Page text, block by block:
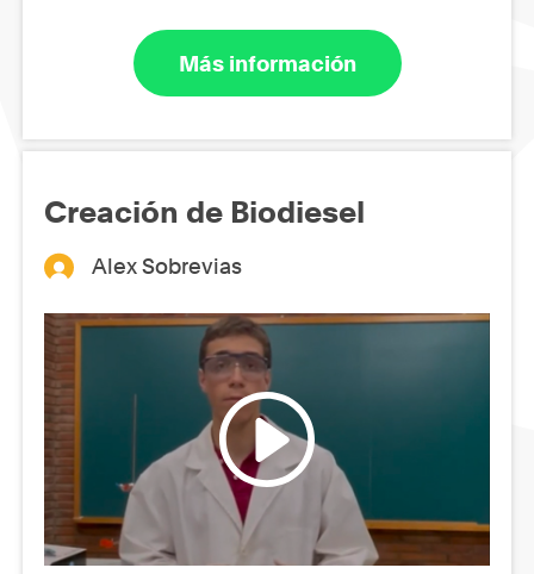
Más información
Creación de Biodiesel
Alex Sobrevias